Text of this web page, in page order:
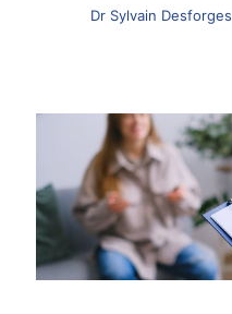
Dr Sylvain Desforges